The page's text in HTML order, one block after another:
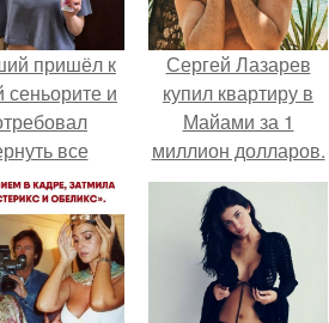
пришёл к
сеньорите и
все
Сергей Лазарев
купил квартиру в
Майами за 1
миллион долларов.